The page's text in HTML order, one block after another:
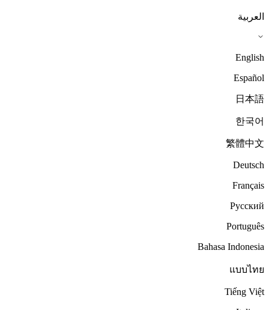
العربية
English
Español
日本語
한국어
繁體中文
Deutsch
Français
Русский
Português
Bahasa Indonesia
แบบไทย
Tiếng Việt